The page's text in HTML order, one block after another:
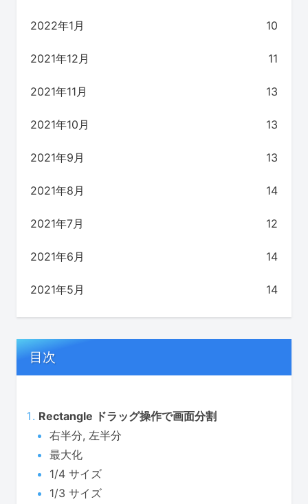
2022年1月 10
2021年12月 11
2021年11月 13
2021年10月 13
2021年9月 13
2021年8月 14
2021年7月 12
2021年6月 14
2021年5月 14
目次
Rectangle ドラッグ操作で画面分割
右半分, 左半分
最大化
1/4 サイズ
1/3 サイズ